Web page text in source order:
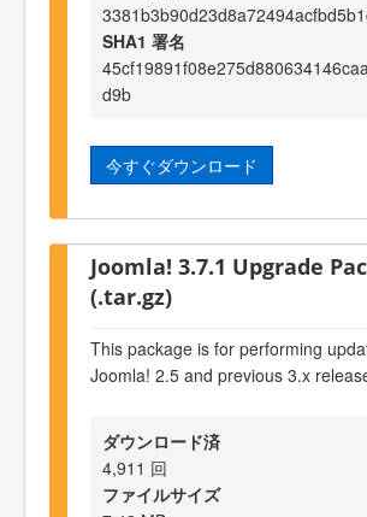
SHA1 署名
d9b
今すぐダウンロード
Joomla! 3.7.1 Upgrade
(.tar.gz)
This package is for performing
Joomla! 2.5 and previous 3.x
ダウンロード済
4,911 回
ファイルサイズ